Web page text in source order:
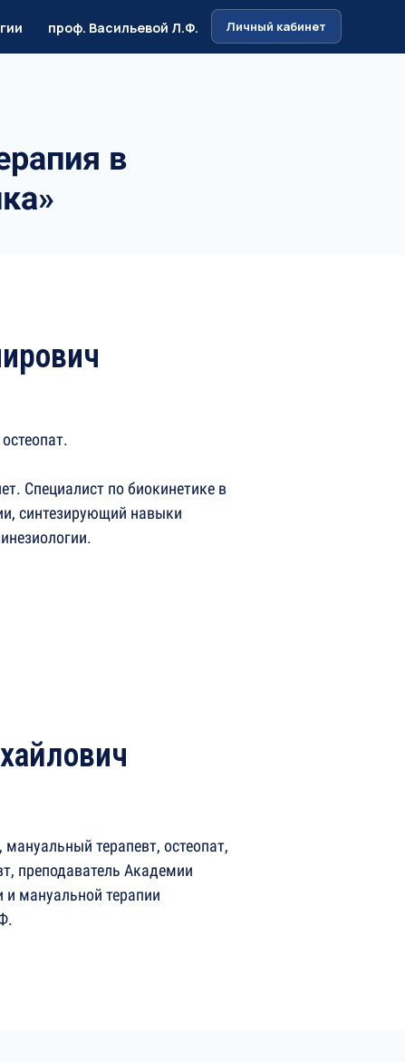
проф. Васильевой Л.Ф. Личный кабинет
в
Специалист по биокинетике в
синтезирующий навыки
терапевт, остеопат,
преподаватель Академии
и мануальной терапии